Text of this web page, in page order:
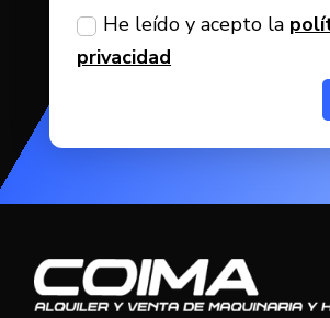
He leído y acepto la
privacidad